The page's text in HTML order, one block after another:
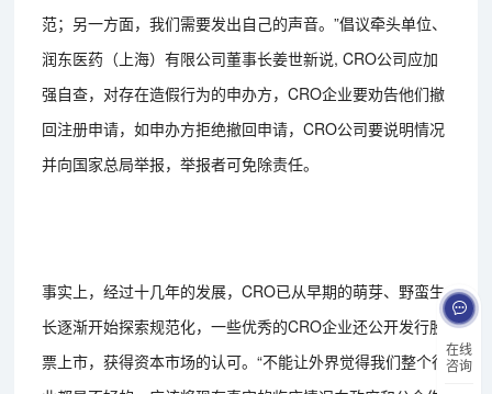
在线
咨询
范；另一方面，我们需要发出自己的声音。”倡议牵头单位、
润东医药（上海）有限公司董事长姜世新说, CRO公司应加
强自查，对存在造假行为的申办方，CRO企业要劝告他们撤
回注册申请，如申办方拒绝撤回申请，CRO公司要说明情况
并向国家总局举报，举报者可免除责任。
事实上，经过十几年的发展，CRO已从早期的萌芽、野蛮生
长逐渐开始探索规范化，一些优秀的CRO企业还公开发行股
票上市，获得资本市场的认可。“不能让外界觉得我们整个行